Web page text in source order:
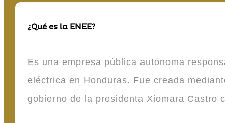
¿Qué es la ENEE?
Es una empresa pública autónoma
eléctrica en Honduras. Fue creada
gobierno de la presidenta Xiomara Castro